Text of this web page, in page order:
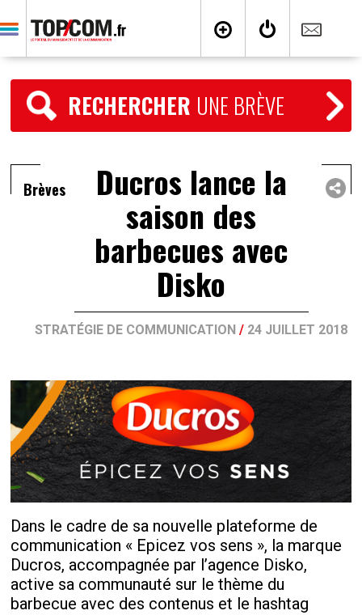
RECHERCHER UNE BRÈVE
Brèves Ducros lance la
saison des
barbecues avec
Disko
STRATÉGIE DE COMMUNICATION / 24 JUILLET 2018
Dans le cadre de sa nouvelle plateforme de
communication « Epicez vos sens », la marque
Ducros, accompagnée par l’agence Disko,
active sa communauté sur le thème du
barbecue avec des contenus et le hashtag